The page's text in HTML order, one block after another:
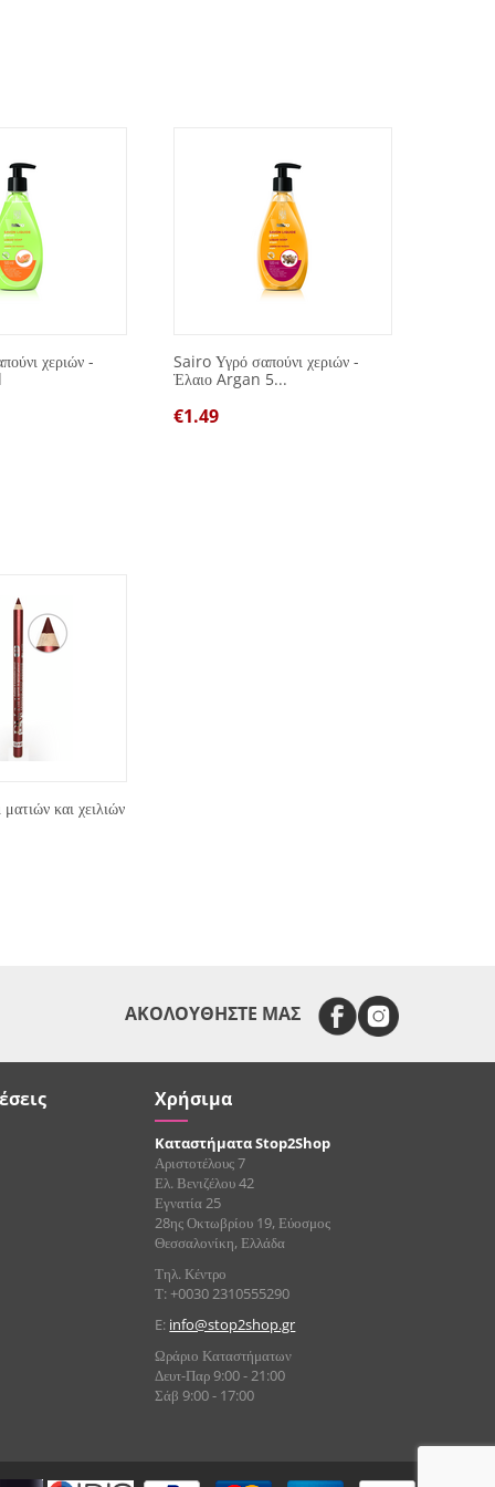
χεριών -
Sairo Υγρό σαπούνι χεριών -
Έλαιο Argan 5...
€1.49
και χειλιών
ΑΚΟΛΟΥΘΗΣΤΕ ΜΑΣ
Χρήσιμα
Καταστήματα Stop2Shop
Αριστοτέλους 7
Ελ. Βενιζέλου 42
Εγνατία 25
28ης Οκτωβρίου 19, Εύοσμος
Θεσσαλονίκη, Ελλάδα
Τηλ. Κέντρο
Τ: +0030 2310555290
E: info@stop2shop.gr
Ωράριο Καταστήματων
Δευτ-Παρ 9:00 - 21:00
Σάβ 9:00 - 17:00